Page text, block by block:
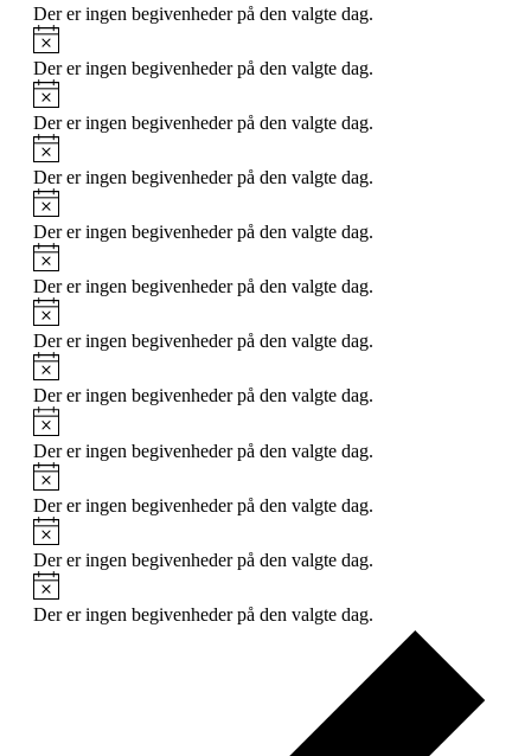
Der er ingen begivenheder på den valgte dag.
Notice
Der er ingen begivenheder på den valgte dag.
Notice
Der er ingen begivenheder på den valgte dag.
Notice
Der er ingen begivenheder på den valgte dag.
Notice
Der er ingen begivenheder på den valgte dag.
Notice
Der er ingen begivenheder på den valgte dag.
Notice
Der er ingen begivenheder på den valgte dag.
Notice
Der er ingen begivenheder på den valgte dag.
Notice
Der er ingen begivenheder på den valgte dag.
Notice
Der er ingen begivenheder på den valgte dag.
Notice
Der er ingen begivenheder på den valgte dag.
Notice
Der er ingen begivenheder på den valgte dag.